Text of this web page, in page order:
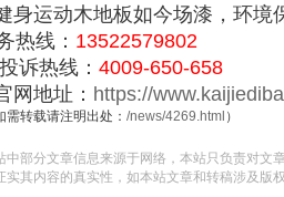
身运动木地板如今场漆，环境
热线： 13522579802
诉热线： 4009-650-658
网地址： https://
需转载请注明出处： /news/4269.html ）
中部分文章信息来源于网络，本站只负责对文
实其内容的真实性，如本站文章和转稿涉及版